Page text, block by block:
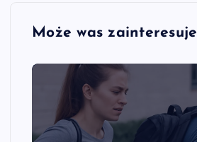
Może was zainteresuje